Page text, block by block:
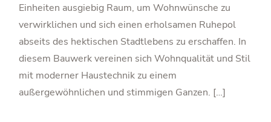
Einheiten ausgiebig Raum, um Wohnwünsche zu
verwirklichen und sich einen erholsamen Ruhepol
abseits des hektischen Stadtlebens zu erschaffen. In
diesem Bauwerk vereinen sich Wohnqualität und Stil
mit moderner Haustechnik zu einem
außergewöhnlichen und stimmigen Ganzen. […]